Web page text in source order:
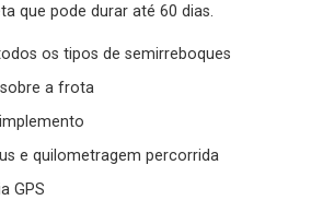
que pode durar até 60 dias.
os tipos de semirreboques
a frota
e quilometragem percorrida
GPS